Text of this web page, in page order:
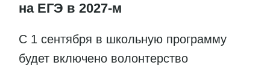
на ЕГЭ в 2027-м
С 1 сентября в школьную программу
будет включено волонтерство